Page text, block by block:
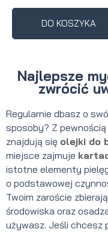
DO KOSZYKA
Najlepsze
zwrócić
Regularnie dbasz o
sposoby? Z pewnością
znajdują się olejki do
miejsce zajmuje
istotne elementy
o podstawowej
Twoim zaroście
środowiska oraz
używasz. Jeśli chcesz